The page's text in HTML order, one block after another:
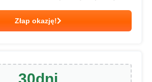
Złap okazję!
30dni